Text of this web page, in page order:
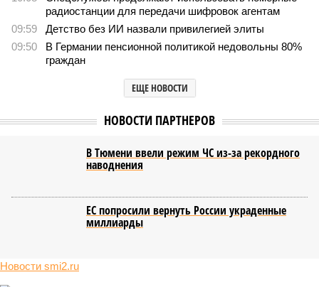
Монополия вкладывалась-вкладывалась в Армению и довкладывалась
(фото: Deep Vision)